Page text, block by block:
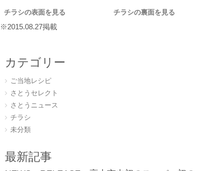
チラシの表面を見る チラシの裏面を見る
※2015.08.27掲載
カテゴリー
ご当地レシピ
さとうセレクト
さとうニュース
チラシ
未分類
最新記事